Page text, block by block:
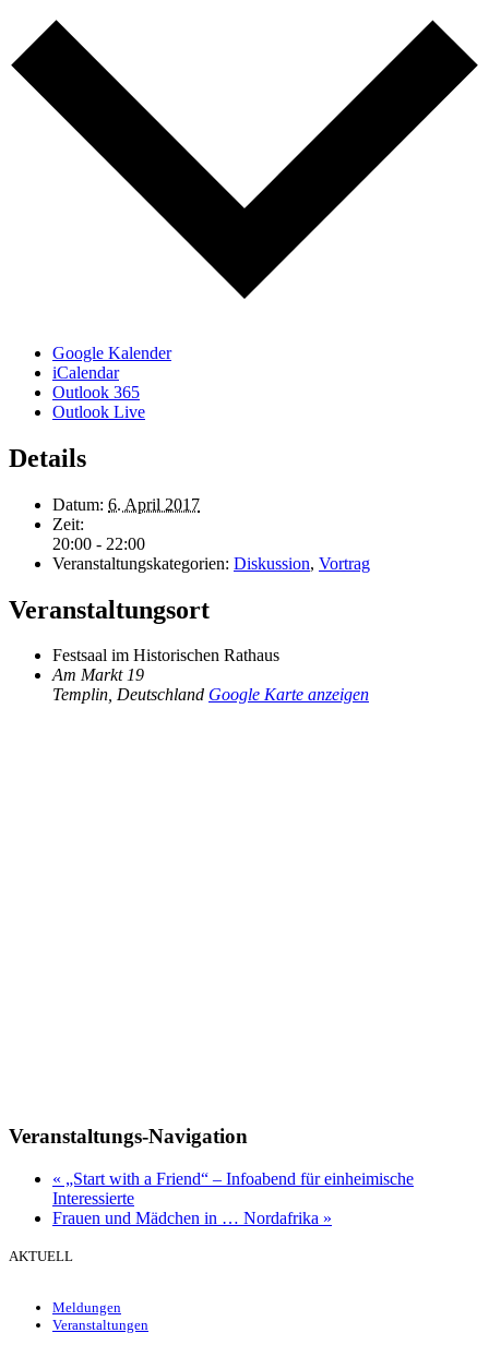
Google Kalender
iCalendar
Outlook 365
Outlook Live
Details
Datum: 6. April 2017
Zeit:
20:00 - 22:00
Veranstaltungskategorien: Diskussion, Vortrag
Veranstaltungsort
Festsaal im Historischen Rathaus
Am Markt 19
Templin, Deutschland Google Karte anzeigen
Veranstaltungs-Navigation
« „Start with a Friend“ – Infoabend für einheimische
Interessierte
Frauen und Mädchen in … Nordafrika »
AKTUELL
Meldungen
Veranstaltungen